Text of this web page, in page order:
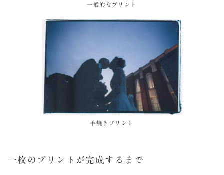
一般的なプリント
手焼きプリント
一枚のプリントが完成するまで